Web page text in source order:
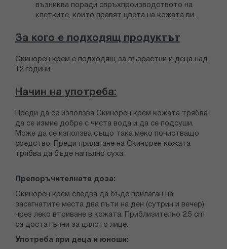
възниква поради свръхпроизводството на
клетките, които правят цвета на кожата ви.
За кого е подходящ продуктът
Скинорен крем е подходящ за възрастни и деца над
12 години.
Начин на употреба:
Преди да се използва Скинорен крем кожата трябва
да се измие добре с чиста вода и да се подсуши.
Може да се използва също така меко почистващо
средство. Преди прилагане на Скинорен кожата
трябва да бъде напълно суха.
Препоръчителната доза:
Скинорен крем следва да бъде прилаган на
засегнатите места два пъти на ден (сутрин и вечер)
чрез леко втриване в кожата. Приблизително 2.5 cm
са достатъчни за цялото лице.
Употреба при деца и юноши: